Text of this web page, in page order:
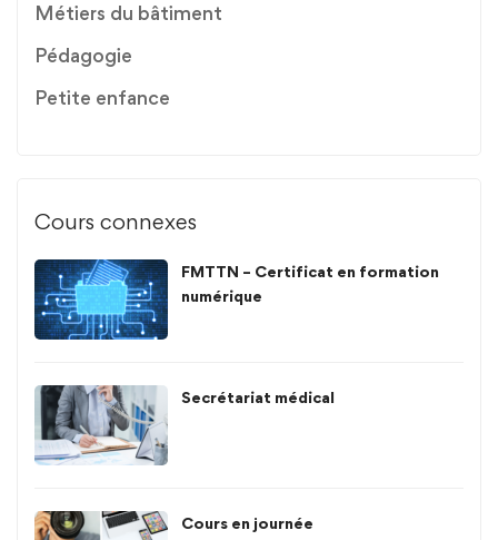
Métiers du bâtiment
Pédagogie
Petite enfance
Cours connexes
FMTTN – Certificat en formation
numérique
Secrétariat médical
Cours en journée